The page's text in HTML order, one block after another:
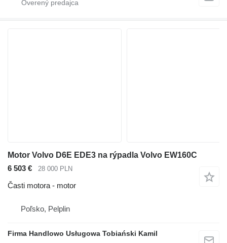
Motor Volvo D6E EDE3 na rýpadla Volvo EW160C
6 503 €
28 000 PLN
Časti motora - motor
Poľsko, Pelplin
Firma Handlowo Usługowa Tobiański Kamil